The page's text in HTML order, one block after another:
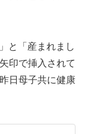
と「産まれまし
印で挿入されて
日母子共に健康